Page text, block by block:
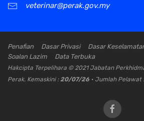
veterinar@perak.gov.my
Penafian Dasar Privasi Dasar
Soalan Lazim
Data Terbuka
Hakcipta Terpelihara © 2021 Jabatan
Perak. Kemaskini :20/07/26 • Jumlah Pelawat